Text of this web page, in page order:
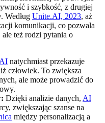
i szybkość, z drugiej
Według Unite.AI, 2023, aż
komunikacji, co pozwala
też rodzi pytania o
AI natychmiast przekazuje
człowiek. To zwiększa
ale może prowadzić do
Dzięki analizie danych, AI
zwiększając szanse na
między personalizacją a